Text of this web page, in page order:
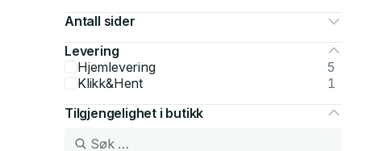
Antall sider
Levering
Hjemlevering
5
Klikk&Hent
1
Tilgjengelighet i butikk